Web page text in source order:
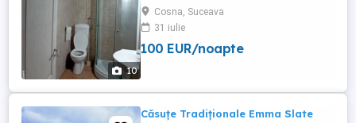
10
săptămână etc fiind amplasata langa
rezervatia naturala tinovul cosnei ,find
dotata și utilata pentru a petrece orice tip
de eveniment: zile
natura.avand o capacitate ...
Cosna, Suceava
31 iulie
100 EUR/noapte
Căsuțe Tradiționale Emma Slate